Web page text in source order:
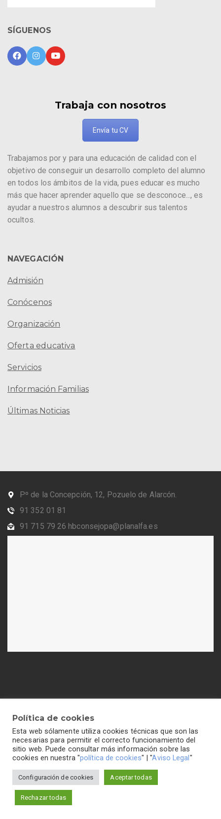
SÍGUENOS
Trabaja con nosotros
Envía tu CV
Trabajamos por y para una educación de calidad con el
objetivo de conseguir un desarrollo completo del alumno
en todos los ámbitos de la vida, pues educar es mucho
más que hacer aprender aquello que se desconoce..., es
ayudar a nuestros alumnos a descubrir sus talentos
ocultos.
NAVEGACIÓN
Admisión
Conócenos
Organización
Oferta educativa
Servicios
Información Familias
Últimas Noticias
Pº de la Concepción, 12, Pozuelo de Alarcón.
91 352 01 81
91 715 79 26 hbconsejopa@planalfa.es
Política de cookies-Política de privacidad-Aviso legal
Colegio Hogar del Buen Consejo©2026 Todos los
Política de cookies
Esta web sólamente utiliza cookies técnicas que son las
necesarias para permitir el correcto funcionamiento del
sitio web. Puede consultar más información sobre las
cookies en nuestra "política de cookies" | "Aviso Legal"
Configuración de cookies Aceptar todas
Rechazar todas